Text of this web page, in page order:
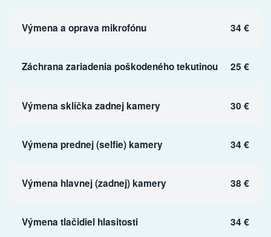
Výmena a oprava mikrofónu 34 €
Záchrana zariadenia poškodeného tekutinou 25 €
Výmena sklíčka zadnej kamery 30 €
Výmena prednej (selfie) kamery 34 €
Výmena hlavnej (zadnej) kamery 38 €
Výmena tlačidiel hlasitosti 34 €